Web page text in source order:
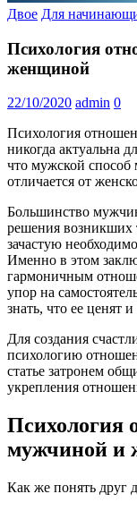
Двое Для
Психология
женщиной
22/10/2020 admin 0
Психология
никогда актуальна
что мужской способ
отличается от
Большинство
решения возникших
зачастую
Именно в этом
гармоничным
упор на
знать, что ее ценят
Для создания
психологию
статье затронем
укрепления
Психология
мужчиной и
Как же понять друг